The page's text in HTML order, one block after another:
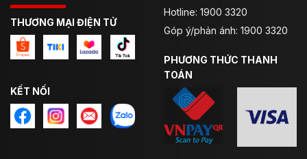
Suede Nash, Neoprene. Trong đó:
– Lycra: vải tổng hợp có độ co giãn rất cao. Chất liệu
Lycra được đánh giá có độ co giãn gấp 8 lần so với
kích thước ban đầu, không những thế Lycra còn có
khả năng chịu nhiệt rất tốt.
– Suede Nash: Suede là chất da lộn, chất liệu này có
độ mềm mại, tuy nhiên khá dễ bị thấm nước.
THƯƠNG MẠI ĐIỆN TỬ
KẾT NỐI
Hotline: 1900 3320
Góp ý/phản ánh: 1900 3320
PHƯƠNG THỨC THANH
TOÁN